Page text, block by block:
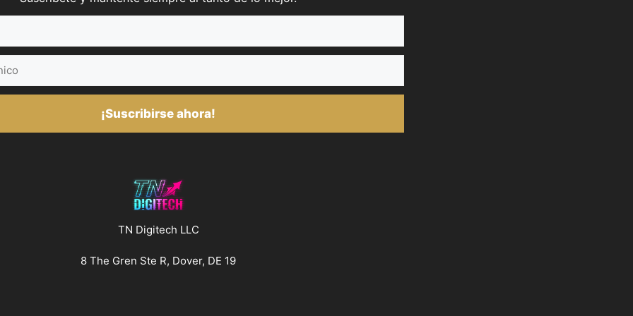
¡Suscribirse ahora!
TN Digitech LLC
8 The Gren Ste R, Dover, DE 19